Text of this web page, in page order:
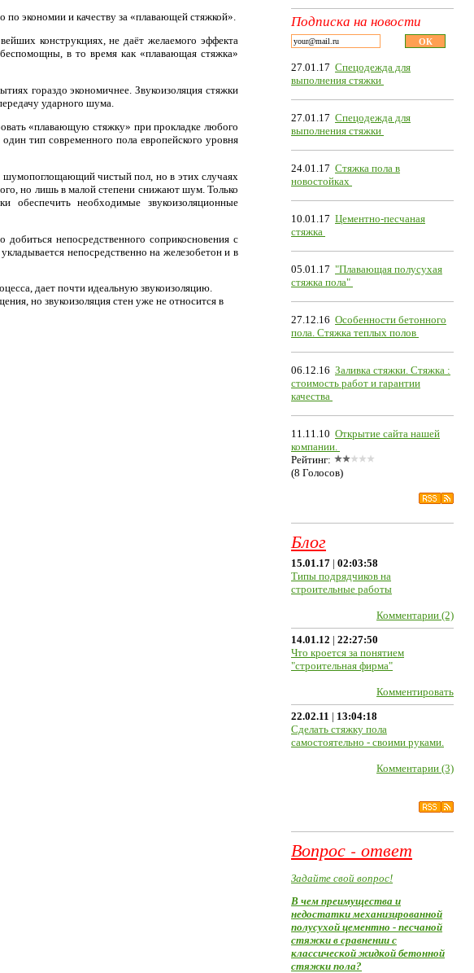
по экономии и качеству за «плавающей стяжкой».
конструкциях, не даёт желаемого эффекта
в то время как «плавающая стяжка»
гораздо экономичнее. Звукоизоляция стяжки
ударного шума.
«плавающую стяжку» при прокладке любого
тип современного пола европейского уровня
чистый пол, но в этих случаях
но лишь в малой степени снижают шум. Только
обеспечить необходимые звукоизоляционные
непосредственного соприкосновения с
непосредственно на железобетон и в
дает почти идеальную звукоизоляцию.
но звукоизоляция стен уже не относится в
Подписка на новости
27.01.17 Спецодежда для
выполнения стяжки
27.01.17 Спецодежда для
выполнения стяжки
24.01.17 Стяжка пола в
новостойках
10.01.17 Цементно-песчаная
стяжка
05.01.17 "Плавающая полусухая
стяжка пола"
27.12.16 Особенности бетонного
пола. Стяжка теплых полов
06.12.16 Заливка стяжки. Стяжка :
стоимость работ и гарантии
качества
11.11.10 Открытие сайта нашей
компании.
Рейтинг:
(8 Голосов)
Блог
15.01.17 | 02:03:58
Типы подрядчиков на
строительные работы
Комментарии (2)
14.01.12 | 22:27:50
Что кроется за понятием
"строительная фирма"
Комментировать
22.02.11 | 13:04:18
Сделать стяжку пола
самостоятельно - своими руками.
Комментарии (3)
Вопрос - ответ
Задайте свой вопрос!
В чем преимущества и
недостатки механизированной
полусухой цементно - песчаной
стяжки в сравнении с
классической жидкой бетонной
стяжки пола?